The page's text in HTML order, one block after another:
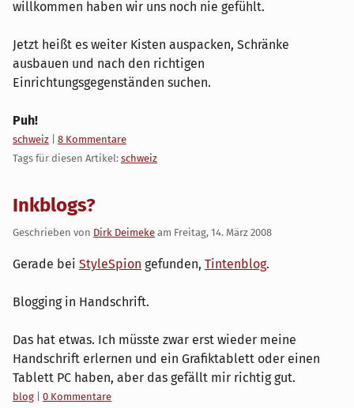
willkommen haben wir uns noch nie gefühlt.
Jetzt heißt es weiter Kisten auspacken, Schränke
ausbauen und nach den richtigen
Einrichtungsgegenständen suchen.
Puh!
Kategorien:
schweiz
8 Kommentare
Tags für diesen Artikel: schweiz
Inkblogs?
Geschrieben von Dirk Deimeke am Freitag, 14. März 2008
Gerade bei StyleSpion gefunden, Tintenblog.
Blogging in Handschrift.
Das hat etwas. Ich müsste zwar erst wieder meine
Handschrift erlernen und ein Grafiktablett oder einen
Tablett PC haben, aber das gefällt mir richtig gut.
Kategorien:
blog
0 Kommentare